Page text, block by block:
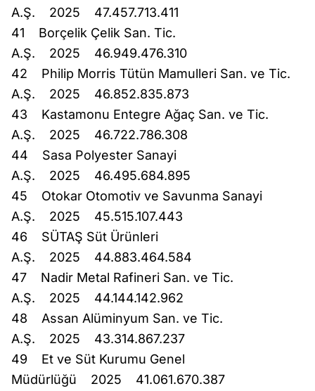
A.Ş. 2025 47.457.713.411
41 Borçelik Çelik San. Tic.
A.Ş. 2025 46.949.476.310
42 Philip Morris Tütün Mamulleri San. ve Tic.
A.Ş. 2025 46.852.835.873
43 Kastamonu Entegre Ağaç San. ve Tic.
A.Ş. 2025 46.722.786.308
44 Sasa Polyester Sanayi
A.Ş. 2025 46.495.684.895
45 Otokar Otomotiv ve Savunma Sanayi
A.Ş. 2025 45.515.107.443
46 SÜTAŞ Süt Ürünleri
A.Ş. 2025 44.883.464.584
47 Nadir Metal Rafineri San. ve Tic.
A.Ş. 2025 44.144.142.962
48 Assan Alüminyum San. ve Tic.
A.Ş. 2025 43.314.867.237
49 Et ve Süt Kurumu Genel
Müdürlüğü 2025 41.061.670.387